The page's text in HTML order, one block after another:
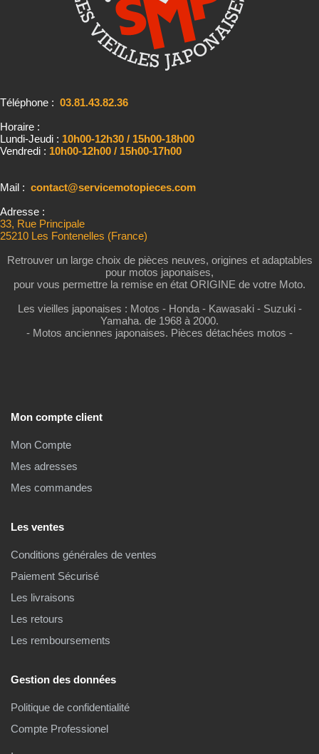
Téléphone : 03.81.43.82.36
Horaire :
Lundi-Jeudi : 10h00-12h30 / 15h00-18h00
Vendredi : 10h00-12h00 / 15h00-17h00
Mail : contact@servicemotopieces.com
Adresse :
33, Rue Principale
25210 Les Fontenelles (France)
Retrouver un large choix de pièces neuves, origines et adaptables
pour motos japonaises,
pour vous permettre la remise en état ORIGINE de votre Moto.
Les vieilles japonaises : Motos - Honda - Kawasaki - Suzuki -
Yamaha. de 1968 à 2000.
- Motos anciennes japonaises. Pièces détachées motos -
Mon compte client
Mon Compte
Mes adresses
Mes commandes
Les ventes
Conditions générales de ventes
Paiement Sécurisé
Les livraisons
Les retours
Les remboursements
Gestion des données
Politique de confidentialité
Compte Professionel
.